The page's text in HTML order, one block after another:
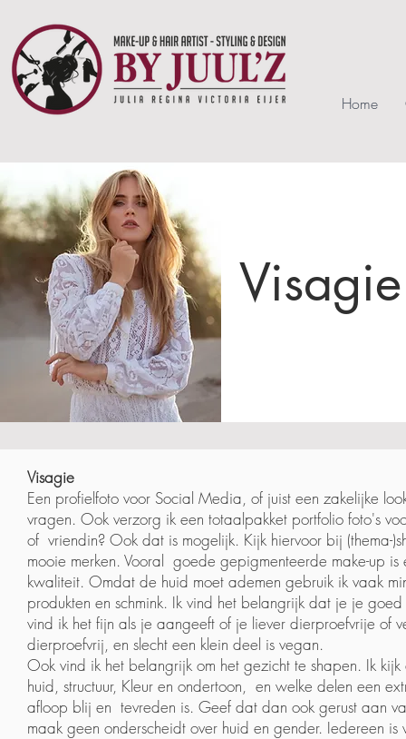
Home
Visagie
Een profielfoto voor Social Media, of juist een zakelijke
vragen. Ook verzorg ik een totaalpakket portfolio foto's
of vriendin? Ook dat is mogelijk. Kijk hiervoor bij (thema-
mooie merken. Vooral goede gepigmenteerde make-up
kwaliteit. Omdat de huid moet ademen gebruik ik vaak
produkten en schmink. Ik vind het belangrijk dat je je
vind ik het fijn als je aangeeft of je liever dierproefvrije of
dierproefvrij, en slecht een klein deel is vegan.
Ook vind ik het belangrijk om het gezicht te shapen. Ik
huid, structuur, Kleur en ondertoon, en welke delen een
afloop blij en tevreden is. Geef dat dan ook gerust aan
maak geen onderscheidt over huid en gender. Iedereen is